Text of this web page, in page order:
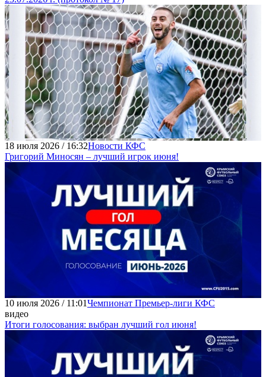
18 июля 2026 / 16:32Новости КФС
Григорий Миносян – лучший игрок июня!
10 июля 2026 / 11:01Чемпионат Премьер-лиги КФС
видео
Итоги голосования: выбран лучший гол июня!